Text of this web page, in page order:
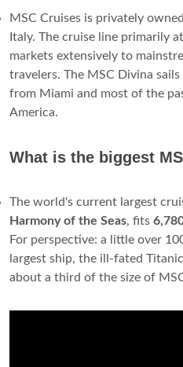
MSC Cruises is privately
Italy. The cruise line primarily
markets extensively to
travelers. The MSC Divina
from Miami and most of the
America.
What is the biggest
The world's current largest
Harmony of the Seas, fits
For perspective: a little over
largest ship, the ill-fated
about a third of the size of